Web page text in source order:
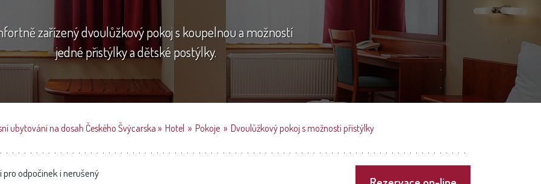
zařízený dvoulůžkový pokoj s koupelnou a možností
jedné přistýlky a dětské postýlky.
ubytování na dosah Českého Švýcarska » Hotel » Pokoje» Dvoulůžkový pokoj s možností přistýlky
odpočinek i nerušený